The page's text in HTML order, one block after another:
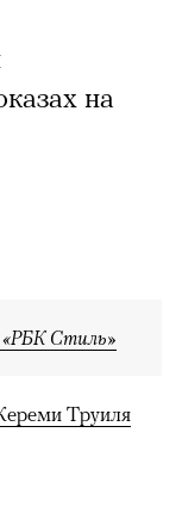
на
Стиль»
Труиля